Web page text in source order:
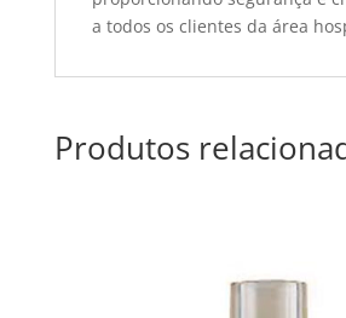
a todos os clientes da área
Produtos